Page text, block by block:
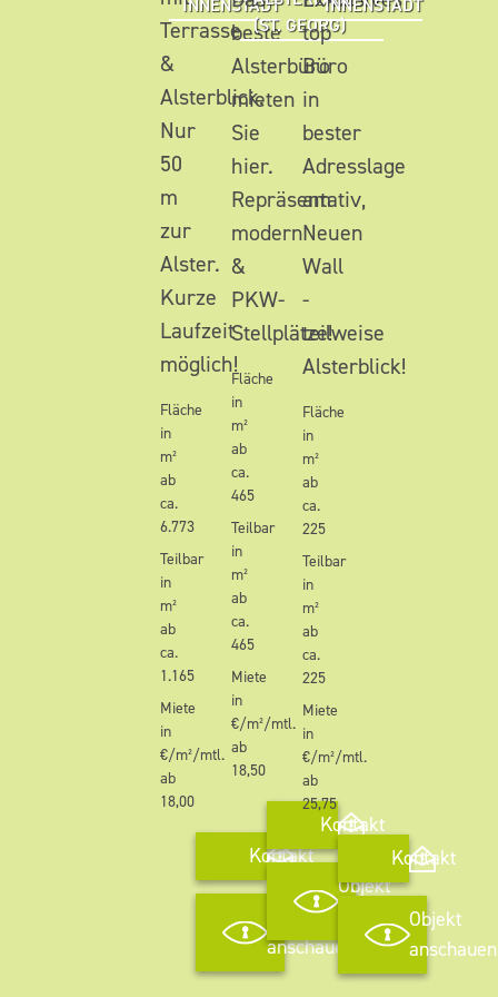
INNENSTADT
Terrasse
&
Alsterblick.
Nur
50
m
zur
Alster.
Kurze
Laufzeit
möglich!
Fläche
in
m²
ab
ca.
6.773
Teilbar
in
m²
ab
ca.
1.165
Miete
in
€/m²/mtl.
ab
18,00
Kontakt
Objekt
anschauen
(ST. GEORG)
beste
Alsterbüro
mieten
Sie
hier.
Repräsentativ,
modern
&
PKW-
Stellplätze!
Fläche
in
m²
ab
ca.
465
Teilbar
in
m²
ab
ca.
465
Miete
in
€/m²/mtl.
ab
18,50
Kontakt
Objekt
anschauen
INNENSTADT
top
Büro
in
bester
Adresslage
am
Neuen
Wall
-
teilweise
Alsterblick!
Fläche
in
m²
ab
ca.
225
Teilbar
in
m²
ab
ca.
225
Miete
in
€/m²/mtl.
ab
25,75
Kontakt
Objekt
anschauen